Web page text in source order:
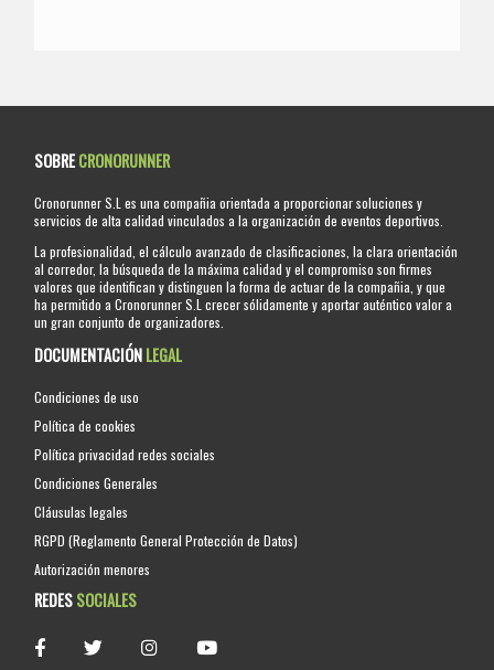
SOBRECRONORUNNER
Cronorunner S.L es una compañia orientada a proporcionar soluciones y
servicios de alta calidad vinculados a la organización de eventos deportivos.
La profesionalidad, el cálculo avanzado de clasificaciones, la clara orientación
al corredor, la búsqueda de la máxima calidad y el compromiso son firmes
valores que identifican y distinguen la forma de actuar de la compañia, y que
ha permitido a Cronorunner S.L crecer sólidamente y aportar auténtico valor a
un gran conjunto de organizadores.
DOCUMENTACIÓNLEGAL
Condiciones de uso
Política de cookies
Política privacidad redes sociales
Condiciones Generales
Cláusulas legales
RGPD (Reglamento General Protección de Datos)
Autorización menores
REDESSOCIALES